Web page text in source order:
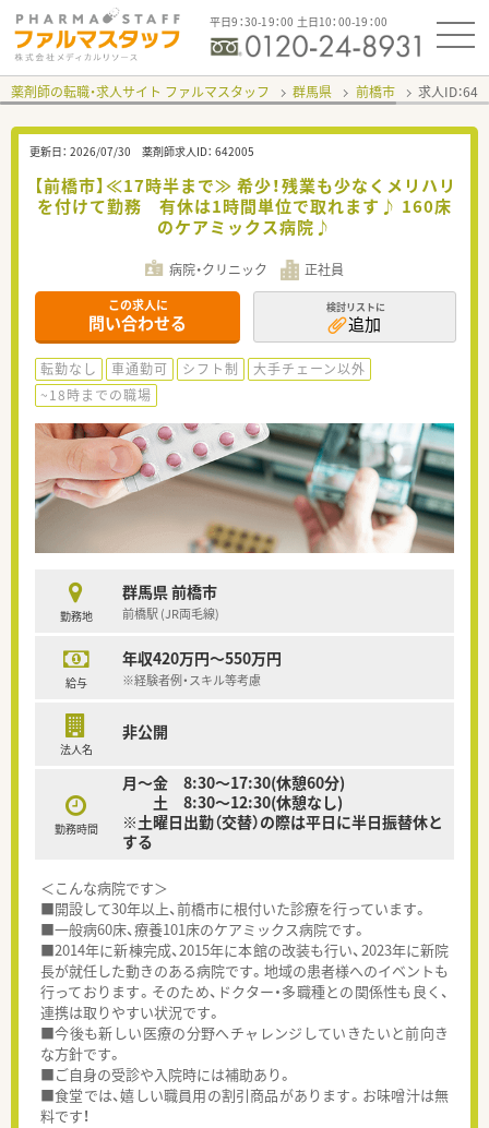
平日9：30-19：00 土日10：00-19：00
薬剤師の転職・求人サイト ファルマスタッフ 群馬県 前橋市 求人ID：
更新日： 2026/07/30 薬剤師求人ID： 642005
【前橋市】≪17時半まで≫ 希少！残業も少なくメリハリ
を付けて勤務 有休は1時間単位で取れます♪ 160床
のケアミックス病院♪
病院・クリニック 正社員
この求人に
問い合わせる
検討リストに
追加
転勤なし 車通勤可 シフト制
大手チェーン以外
~18時までの職場
勤務地
群馬県 前橋市
前橋駅 (JR両毛線)
給与
年収420万円～550万円
※経験者例・スキル等考慮
法人名
非公開
勤務時間
月～金 8:30～17:30(休憩60分)
土 8:30～12:30(休憩なし)
※土曜日出勤（交替）の際は平日に半日振替休と
する
＜こんな病院です＞
■開設して30年以上、前橋市に根付いた診療を行っています。
■一般病60床、療養101床のケアミックス病院です。
■2014年に新棟完成、2015年に本館の改装も行い、2023年に新院
長が就任した動きのある病院です。地域の患者様へのイベントも
行っております。そのため、ドクター・多職種との関係性も良く、
連携は取りやすい状況です。
■今後も新しい医療の分野へチャレンジしていきたいと前向き
な方針です。
■ご自身の受診や入院時には補助あり。
■食堂では、嬉しい職員用の割引商品があります。お味噌汁は無
料です！